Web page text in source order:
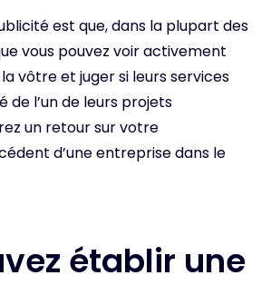
est que, dans la plupart des
vous pouvez voir activement
vôtre et juger si leurs services
l’un de leurs projets
un retour sur votre
d’une entreprise dans le
établir une